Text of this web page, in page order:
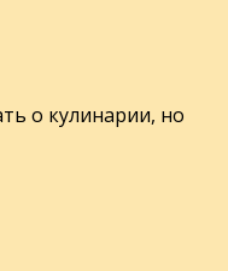
о кулинарии, но